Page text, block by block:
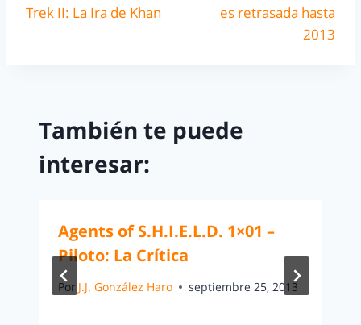
Trek II: La Ira de Khan
es retrasada hasta
2013
También te puede
interesar:
Agents of S.H.I.E.L.D. 1×01 –
Piloto: La Crítica
Por J.J. González Haro septiembre 25, 2013